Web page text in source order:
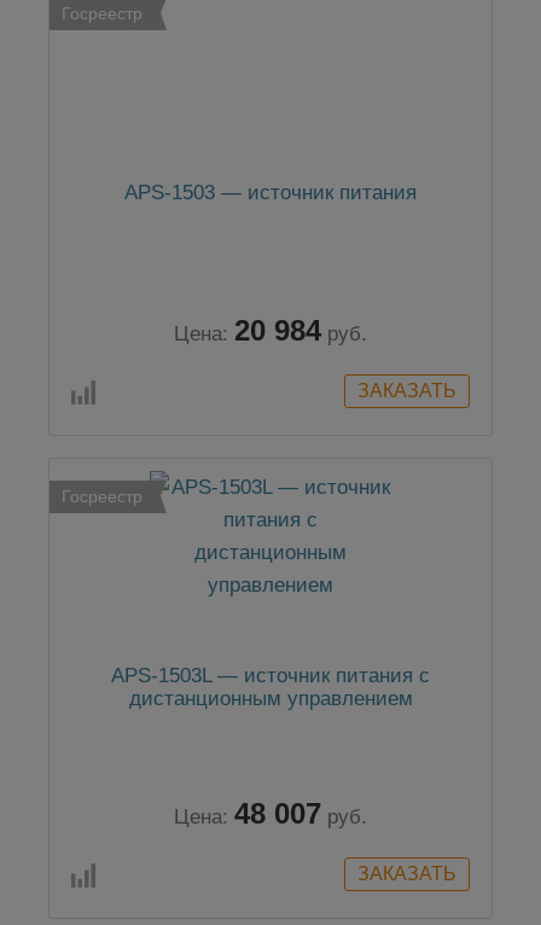
Госреестр
APS-1503 — источник питания
Цена: 20 984 руб.
Госреестр
APS-1503L — источник питания с
дистанционным управлением
Цена: 48 007 руб.